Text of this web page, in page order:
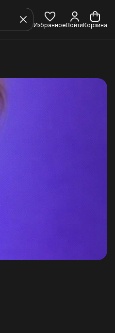
ИзбранноеВойтиКорзина